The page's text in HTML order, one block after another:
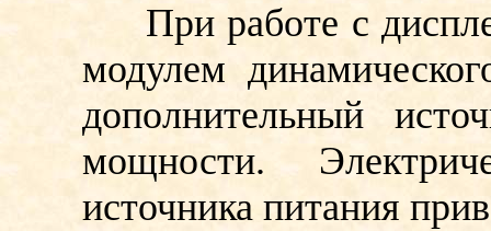
При работе с
модулем
дополнительный
мощности.
источника питания